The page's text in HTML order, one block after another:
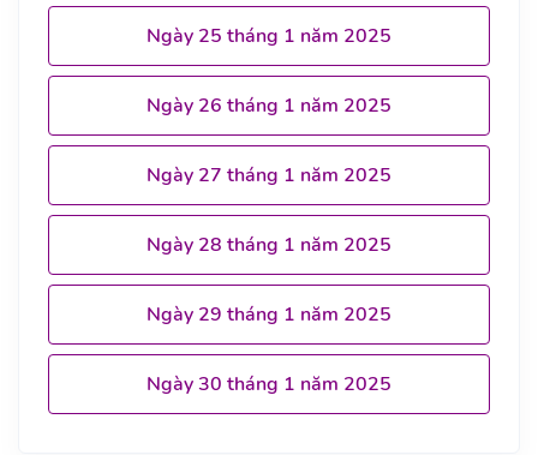
Ngày 25 tháng 1 năm 2025
Ngày 26 tháng 1 năm 2025
Ngày 27 tháng 1 năm 2025
Ngày 28 tháng 1 năm 2025
Ngày 29 tháng 1 năm 2025
Ngày 30 tháng 1 năm 2025